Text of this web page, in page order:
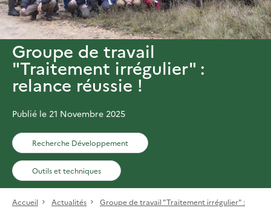
Groupe de travail
"Traitement irrégulier" :
relance réussie !
Publié le 21 Novembre 2025
Recherche Développement
Outils et techniques
Accueil Actualités
Groupe de travail "Traitement irrégulier" :